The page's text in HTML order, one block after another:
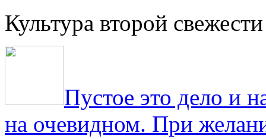
Культура второй свежести
Пустое это дело и
на очевидном. При